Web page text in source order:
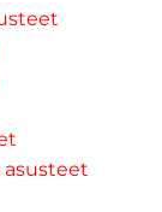
asusteet